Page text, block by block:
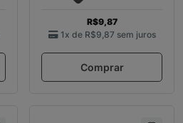
R$9,87
1x de R$9,87 sem juros
Comprar